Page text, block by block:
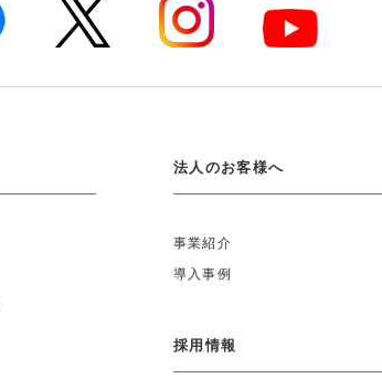
法人のお客様へ
事業紹介
導入事例
採用情報